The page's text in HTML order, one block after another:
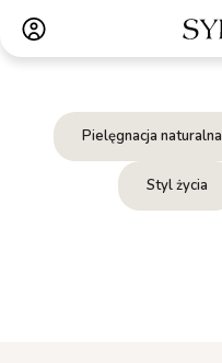
Pielęgnacja naturalna
Styl życia